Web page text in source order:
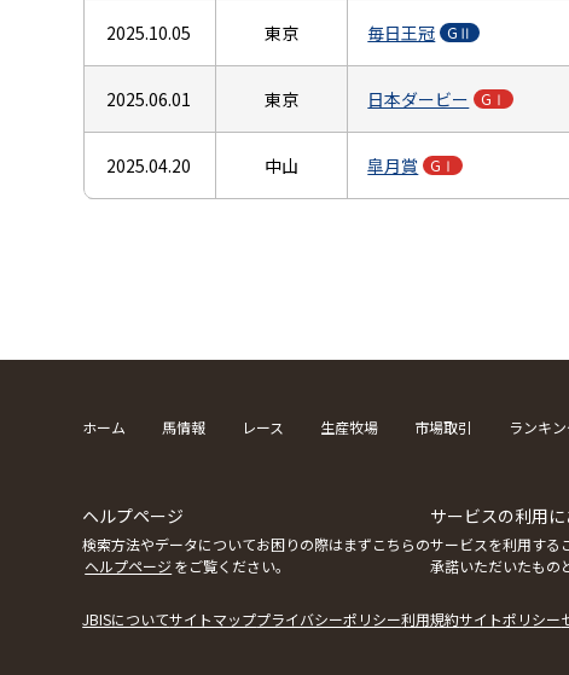
2025.10.05 東京 毎日王冠 GⅡ
2025.06.01 東京 日本ダービー GⅠ
2025.04.20 中山 皐月賞 GⅠ
ホーム 馬情報 レース 生産牧場 市場取引 ランキ
ヘルプページ
検索方法やデータについてお困りの際はまずこちらの
ヘルプページ をご覧ください。
サービスの利用に
サービスを利用する
承諾いただいたもの
JBISについてサイトマッププライバシーポリシー利用規約サイトポリシー